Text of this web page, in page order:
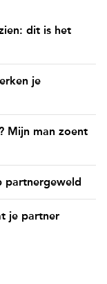
dit is het
je
Mijn man zoent
partnergeweld
je partner